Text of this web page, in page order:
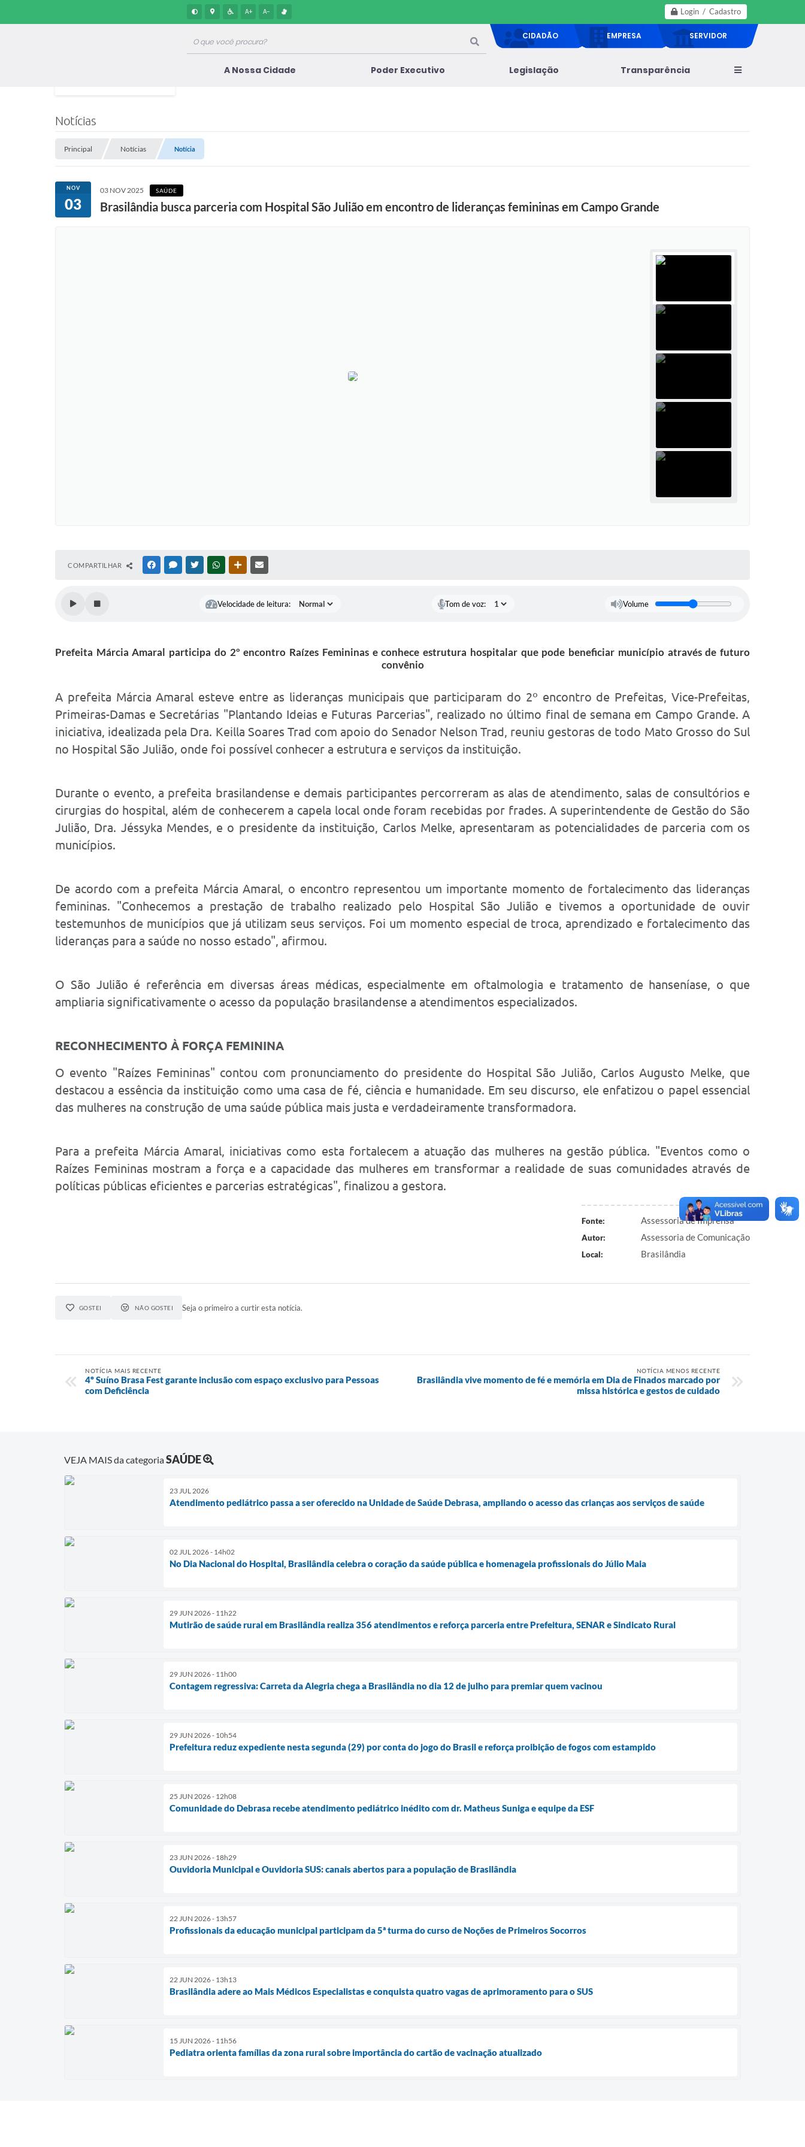
Login / Cadastro
A+ A-
CIDADÃO EMPRESA SERVIDOR
A Nossa Cidade Poder Executivo Legislação Transparência
Notícias
Principal Notícias Notícia
NOV
03
03 NOV 2025 SAÚDE
Brasilândia busca parceria com Hospital São Julião em encontro de lideranças femininas em Campo Grande
COMPARTILHAR FACEBOOKMESSENGER
TWITTERWHATSAPPOUTRAS MÍDIAS
Velocidade de leitura: Tom de voz: Volume
Prefeita Márcia Amaral participa do 2º encontro Raízes Femininas e conhece estrutura hospitalar que pode beneficiar município através de futuro
convênio
A prefeita Márcia Amaral esteve entre as lideranças municipais que participaram do 2º encontro de Prefeitas, Vice-Prefeitas,
Primeiras-Damas e Secretárias "Plantando Ideias e Futuras Parcerias", realizado no último final de semana em Campo Grande. A
iniciativa, idealizada pela Dra. Keilla Soares Trad com apoio do Senador Nelson Trad, reuniu gestoras de todo Mato Grosso do Sul
no Hospital São Julião, onde foi possível conhecer a estrutura e serviços da instituição.
Durante o evento, a prefeita brasilandense e demais participantes percorreram as alas de atendimento, salas de consultórios e
cirurgias do hospital, além de conhecerem a capela local onde foram recebidas por frades. A superintendente de Gestão do São
Julião, Dra. Jéssyka Mendes, e o presidente da instituição, Carlos Melke, apresentaram as potencialidades de parceria com os
municípios.
De acordo com a prefeita Márcia Amaral, o encontro representou um importante momento de fortalecimento das lideranças
femininas. "Conhecemos a prestação de trabalho realizado pelo Hospital São Julião e tivemos a oportunidade de ouvir
testemunhos de municípios que já utilizam seus serviços. Foi um momento especial de troca, aprendizado e fortalecimento das
lideranças para a saúde no nosso estado", afirmou.
O São Julião é referência em diversas áreas médicas, especialmente em oftalmologia e tratamento de hanseníase, o que
ampliaria significativamente o acesso da população brasilandense a atendimentos especializados.
RECONHECIMENTO À FORÇA FEMININA
O evento "Raízes Femininas" contou com pronunciamento do presidente do Hospital São Julião, Carlos Augusto Melke, que
destacou a essência da instituição como uma casa de fé, ciência e humanidade. Em seu discurso, ele enfatizou o papel essencial
das mulheres na construção de uma saúde pública mais justa e verdadeiramente transformadora.
Para a prefeita Márcia Amaral, iniciativas como esta fortalecem a atuação das mulheres na gestão pública. "Eventos como o
Raízes Femininas mostram a força e a capacidade das mulheres em transformar a realidade de suas comunidades através de
políticas públicas eficientes e parcerias estratégicas", finalizou a gestora.
Fonte: Assessoria de Imprensa
Autor: Assessoria de Comunicação
Local: Brasilândia
GOSTEI NÃO GOSTEI Seja o primeiro a curtir esta notícia.
NOTÍCIA MAIS RECENTE
4º Suíno Brasa Fest garante inclusão com espaço exclusivo para Pessoas
com Deficiência
NOTÍCIA MENOS RECENTE
Brasilândia vive momento de fé e memória em Dia de Finados marcado por
missa histórica e gestos de cuidado
VEJA MAIS da categoriaSAÚDE
23 JUL 2026
Atendimento pediátrico passa a ser oferecido na Unidade de Saúde Debrasa, ampliando o acesso das crianças aos serviços de saúde
02 JUL 2026 - 14h02
No Dia Nacional do Hospital, Brasilândia celebra o coração da saúde pública e homenageia profissionais do Júlio Maia
29 JUN 2026 - 11h22
Mutirão de saúde rural em Brasilândia realiza 356 atendimentos e reforça parceria entre Prefeitura, SENAR e Sindicato Rural
29 JUN 2026 - 11h00
Contagem regressiva: Carreta da Alegria chega a Brasilândia no dia 12 de julho para premiar quem vacinou
29 JUN 2026 - 10h54
Prefeitura reduz expediente nesta segunda (29) por conta do jogo do Brasil e reforça proibição de fogos com estampido
25 JUN 2026 - 12h08
Comunidade do Debrasa recebe atendimento pediátrico inédito com dr. Matheus Suniga e equipe da ESF
23 JUN 2026 - 18h29
Ouvidoria Municipal e Ouvidoria SUS: canais abertos para a população de Brasilândia
22 JUN 2026 - 13h57
Profissionais da educação municipal participam da 5ª turma do curso de Noções de Primeiros Socorros
22 JUN 2026 - 13h13
Brasilândia adere ao Mais Médicos Especialistas e conquista quatro vagas de aprimoramento para o SUS
15 JUN 2026 - 11h56
Pediatra orienta famílias da zona rural sobre importância do cartão de vacinação atualizado